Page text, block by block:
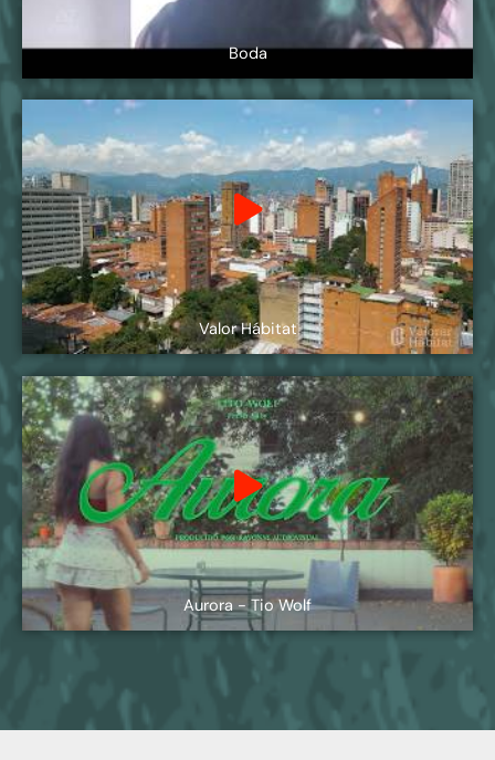
Boda
Valor Hábitat
Aurora - Tio Wolf